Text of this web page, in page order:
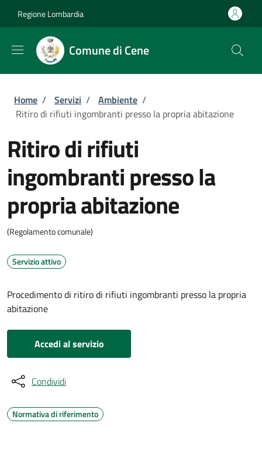
Regione Lombardia
Comune di Cene
Briciole di pane
Home / Servizi / Ambiente /
Ritiro di rifiuti ingombranti presso la propria abitazione
Ritiro di rifiuti
ingombranti presso la
propria abitazione
(Regolamento comunale)
Servizio attivo
Procedimento di ritiro di rifiuti ingombranti presso la propria
abitazione
Accedi al servizio
Condividi
Normativa di riferimento